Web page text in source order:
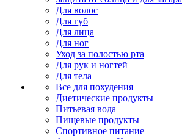
Для волос
Для губ
Для лица
Для ног
Уход за полостью рта
Для рук и ногтей
Для тела
Все для похудения
Диетические продукты
Питьевая вода
Пищевые продукты
Спортивное питание